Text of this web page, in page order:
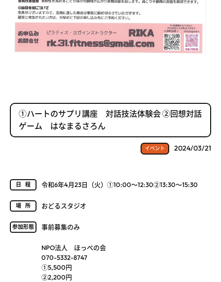
①ハートのサプリ講座 対話技法体験会 ②回想対話
ゲーム はなまるさろん
イベント 2024/03/21
日程 令和6年4月23日（火）①10:00～12:30②13:30～15:30
場所 おどるスタジオ
参加形態 事前募集のみ
NPO法人 ほっぺの会
070-5332-8747
①5,500円
②2,200円